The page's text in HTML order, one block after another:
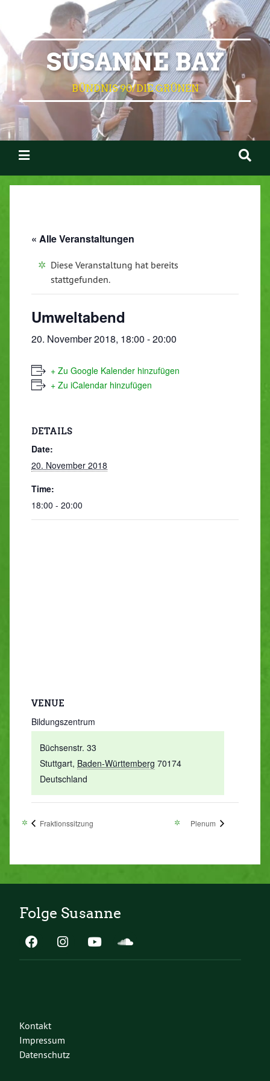
SUSANNE BAY
BÜNDNIS 90/DIE GRÜNEN
« Alle Veranstaltungen
Diese Veranstaltung hat bereits
stattgefunden.
Umweltabend
20. November 2018, 18:00 -20:00
+ Zu Google Kalender hinzufügen
+ Zu iCalendar hinzufügen
DETAILS
Date:
20. November 2018
Time:
18:00 - 20:00
VENUE
Bildungszentrum
Büchsenstr. 33
Stuttgart, Baden-Württemberg 70174
Deutschland
Fraktionssitzung Plenum
Folge Susanne
Kontakt
Impressum
Datenschutz